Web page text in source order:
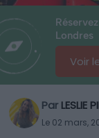
Londres
Voir
Par LESLIE
Le 02 mars,